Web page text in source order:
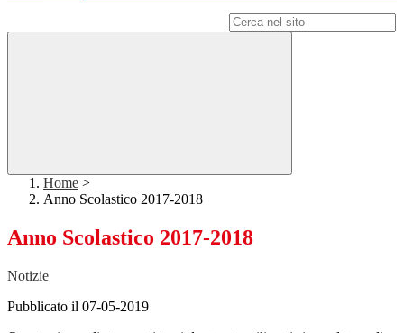
Home >
Anno Scolastico 2017-2018
Anno Scolastico 2017-2018
Notizie
Pubblicato il 07-05-2019